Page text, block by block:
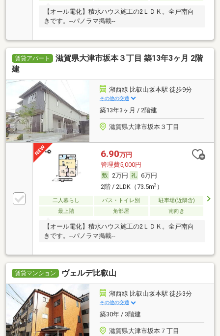
【オール電化】積水ハウス施工の2ＬＤＫ。全戸南向
きです。--パノラマ掲載--
賃貸アパート
滋賀県大津市坂本３丁目 築13年3ヶ月 2階
建
湖西線 比叡山坂本駅 徒歩9分
その他の交通
築13年3ヶ月 / 2階建
滋賀県大津市坂本３丁目
6.90万円
管理費5,000円
2万円
6万円
2階 / 2LDK（73.5m2）
二人暮らし バス・トイレ別
駐車場(近隣含)
最上階
角部屋 南向き
【オール電化】積水ハウス施工の2ＬＤＫ。全戸南向
きです。--パノラマ掲載--
賃貸マンション ヴェルデ比叡山
湖西線 比叡山坂本駅 徒歩3分
その他の交通
築30年 / 3階建
滋賀県大津市坂本７丁目